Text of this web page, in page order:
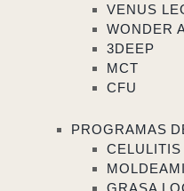
VENUS
WONDER
3DEEP
MCT
CFU
PROGRAMAS
CELULITIS
GRASA